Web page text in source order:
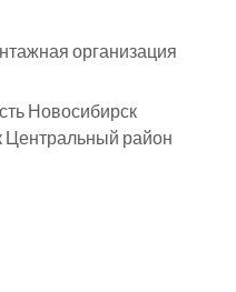
организация
Новосибирск
Центральный район